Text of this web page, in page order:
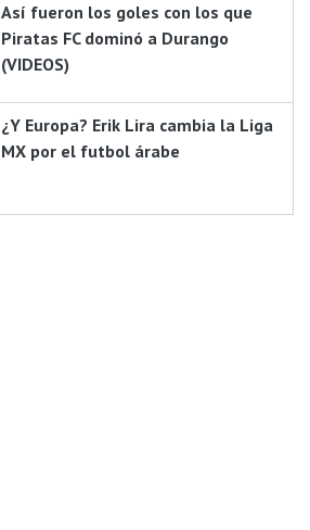
Así fueron los goles con los que
Piratas FC dominó a Durango
(VIDEOS)
¿Y Europa? Erik Lira cambia la Liga
MX por el futbol árabe